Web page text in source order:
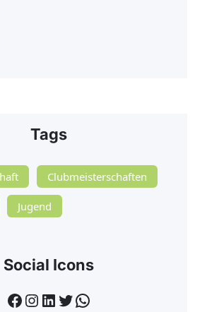
Tags
Clubmeisterschaften
Jugend
Social Icons
Facebook InstagramLinkedIn Twitter WhatsApp